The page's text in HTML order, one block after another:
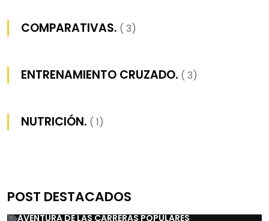
COMPARATIVAS. ( 3)
ENTRENAMIENTO CRUZADO. ( 3)
NUTRICIÓN. ( 1)
POST DESTACADOS
AVENTURA DE LAS CARRERAS POPULARES